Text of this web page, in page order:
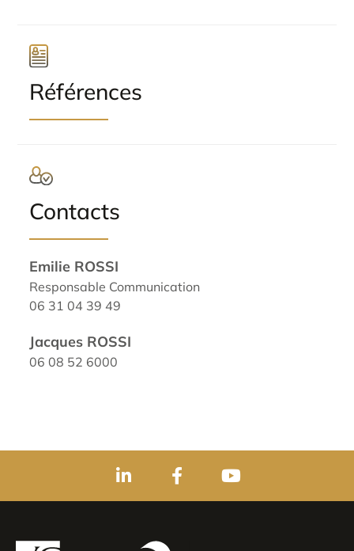
Références
Contacts
Emilie ROSSI
Responsable Communication
06 31 04 39 49
Jacques ROSSI
06 08 52 6000